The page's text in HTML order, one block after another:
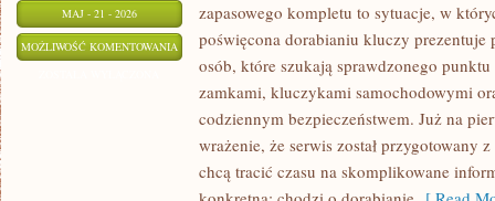
MAJ - 21 - 2026
MOŻLIWOŚĆ KOMENTOWANIA TESTY
RECENZJE
PRODUKTÓW
zapasowego kompletu to sytuacje, w
poświęcona dorabianiu kluczy prezentuje
osób, które szukają sprawdzonego
zamkami, kluczykami samochodowymi
codziennym bezpieczeństwem. Już na
wrażenie, że serwis został przygotowany
chcą tracić czasu na skomplikowane